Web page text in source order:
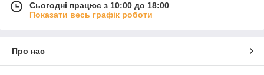
Сьогодні працює з 10:00 до 18:00
Показати весь графік роботи
Про нас